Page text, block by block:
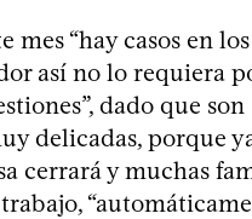
mes “hay casos en
así no lo requiera
dado que son
delicadas, porque
cerrará y muchas